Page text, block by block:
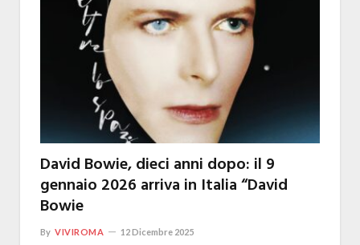
David Bowie, dieci anni dopo: il 9
gennaio 2026 arriva in Italia “David
Bowie
By VIVIROMA 12 Dicembre 2025